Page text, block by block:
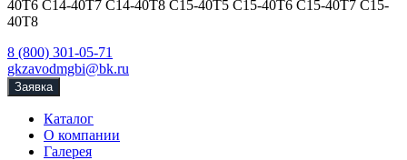
40Т6 С14-40Т7 С14-40Т8 С15-40Т5 С15-40Т6 С15-40Т7 С15-
40Т8
8 (800) 301-05-71
gkzavodmgbi@bk.ru
Заявка
Каталог
О компании
Галерея